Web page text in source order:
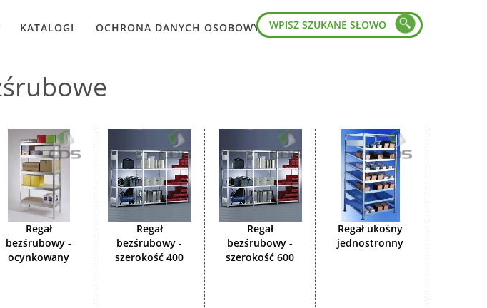
KATALOGI OCHRONA DANYCH OSOBOWYCH
Regał
bezśrubowy -
ocynkowany
Regał
bezśrubowy -
szerokość 400
Regał
bezśrubowy -
szerokość 600
Regał ukośny
jednostronny